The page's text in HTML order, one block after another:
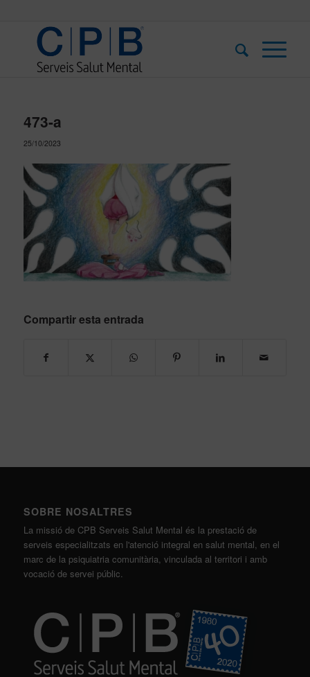
473-a
25/10/2023
Compartir esta entrada
SOBRE NOSALTRES
La missió de CPB Serveis Salut Mental és la prestació de
serveis especialitzats en l'atenció integral en salut mental, en el
marc de la psiquiatria comunitària, vinculada al territori i amb
vocació de servei públic.